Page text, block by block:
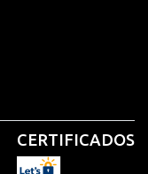
CERTIFICADOS